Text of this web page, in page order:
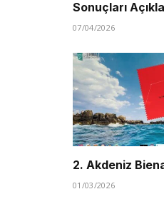
Sonuçları
07/04/2026
2. Akdeniz
01/03/2026